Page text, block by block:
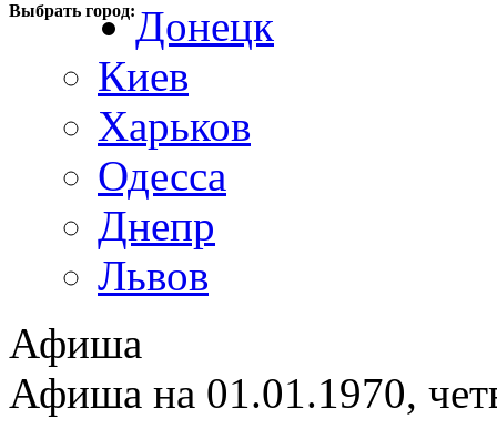
Выбрать город:Донецк
Киев
Харьков
Одесса
Днепр
Львов
Афиша
Афиша на 01.01.1970,